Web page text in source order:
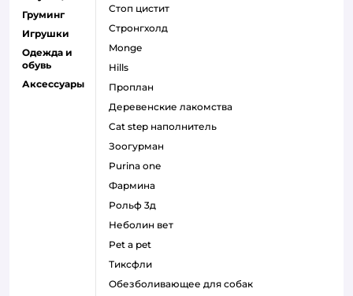
Груминг
Игрушки
Одежда и
обувь
Аксессуары
стоп цистит
стронгхолд
monge
hills
проплан
деревенские лакомства
cat step наполнитель
зоогурман
purina one
фармина
рольф 3д
неболин вет
pet a pet
тиксфли
обезболивающее для собак